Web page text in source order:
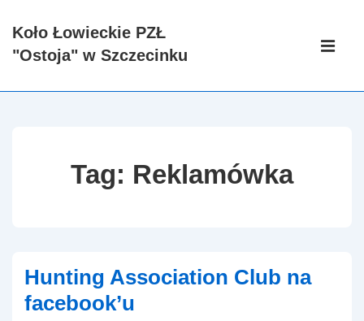
SkipKoło Łowieckie PZŁ
"Ostoja" w Szczecinku
Główna
Tag: Reklamówka
Hunting Association Club na
facebook’u